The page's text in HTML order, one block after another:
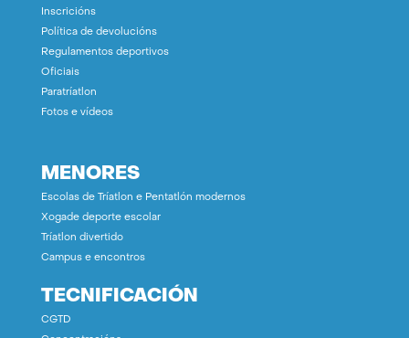
Inscricións
Política de devolucións
Regulamentos deportivos
Oficiais
Paratríatlon
Fotos e vídeos
MENORES
Escolas de Tríatlon e Pentatlón modernos
Xogade deporte escolar
Tríatlon divertido
Campus e encontros
TECNIFICACIÓN
CGTD